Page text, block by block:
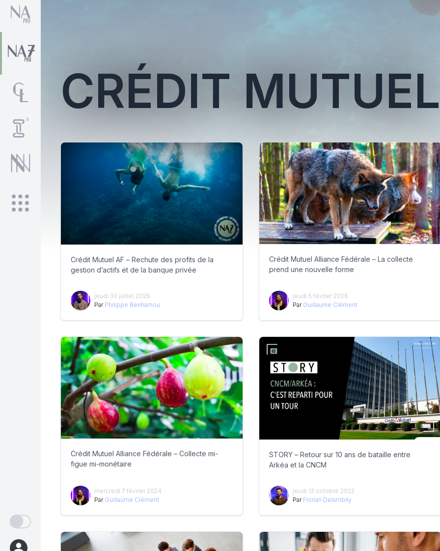
CRÉDIT MUTUEL
Crédit Mutuel AF – Rechute des profits de la
gestion d’actifs et de la banque privée
jeudi 30 juillet 2026
Par Philippe Benhamou
Crédit Mutuel Alliance Fédérale – La collecte
prend une nouvelle forme
jeudi 5 février 2026
Par Guillaume Clément
Crédit Mutuel Alliance Fédérale – Collecte mi-
figue mi-monétaire
mercredi 7 février 2024
Par Guillaume Clément
STORY – Retour sur 10 ans de bataille entre
Arkéa et la CNCM
jeudi 13 octobre 2022
Par Florian Delambily